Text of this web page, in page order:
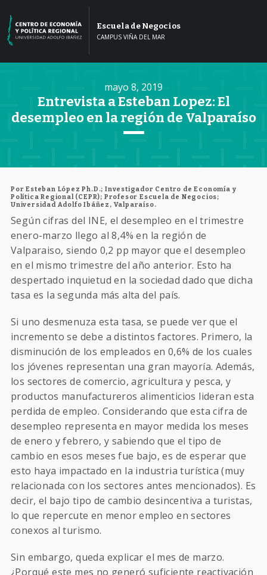
Escuela de Negocios
CAMPUS VIÑA DEL MAR
mayo 8, 2019
Entrevista a Esteban Lopez: El
desempleo en la región de Valparaíso
Por Esteban López Ph.D.; Investigador Centro de Economía y
Política Regional (CEPR); Profesor Escuela de Negocios;
Universidad Adolfo Ibáñez, Valparaíso.
Según cifras del INE, el desempleo en el trimestre
enero-marzo llego al 8,4% en la región de
Valparaiso, siendo 0,2 pp mayor que el desempleo
en el mismo trimestre del año anterior. Esto ha
despertado inquietud en la sociedad dado que dicha
tasa es la segunda más alta del país.
Si uno desmenuza esta tasa, se puede ver que el
incremento se debe a distintos factores. Primero, la
disminución de los empleados en 0,6% de los cuales
los jóvenes representan una gran mayoría. Además,
los sectores de comercio, agricultura y pesca, y
productos manufactureros alimenticios lideran esta
perdida de empleo. Considerando que esta cifra de
desempleo representa en mayor medida los meses
de enero y febrero, y sabiendo que el tipo de
cambio en esos meses fue bajo, es de esperar que
esto haya impactado en la industria turística (muy
relacionada con los sectores antes mencionados). Es
decir, el bajo tipo de cambio desincentiva a turistas,
lo que repercute en menor empleo en sectores
conexos al turismo.
Sin embargo, queda explicar el mes de marzo.
¿Porqué este mes no generó suficiente reactivación